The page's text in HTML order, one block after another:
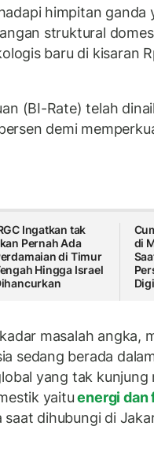
himpitan ganda
struktural
baru di kisaran
(BI-Rate) telah
demi
Ingatkan tak
Pernah Ada
di Timur
Hingga Israel
di
masalah angka,
sedang berada
yang tak kunjung
yaituenergi dan
saat dihubungi di